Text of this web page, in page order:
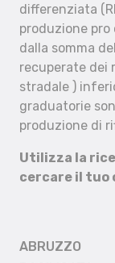
differenziata
produzione
dalla somma
recuperate dei
stradale )
graduatorie
produzione di
Utilizza la
cercare il tuo
ABRUZZO